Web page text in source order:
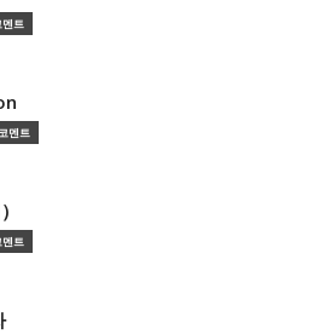
멘트
멘트
멘트